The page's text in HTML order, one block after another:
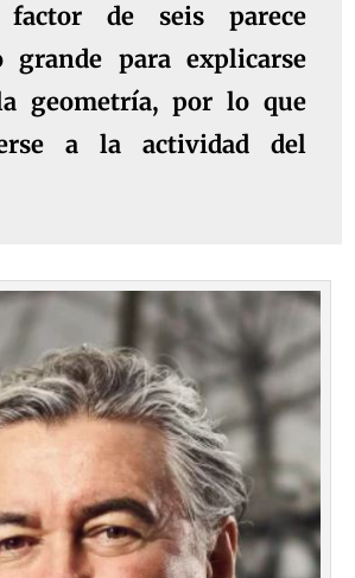
de seis parece
grande para explicarse
geometría, por lo que
a la actividad del